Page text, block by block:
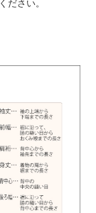
ださい。